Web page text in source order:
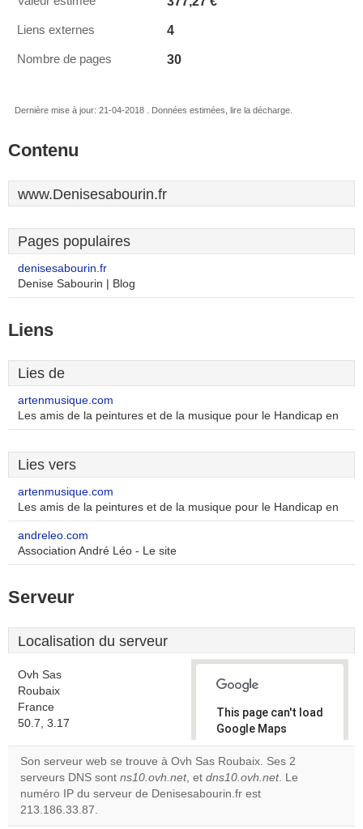
Liens externes 4
Nombre de pages 30
Dernière mise à jour: 21-04-2018 . Données estimées, lire la décharge.
Contenu
www.Denisesabourin.fr
Pages populaires
denisesabourin.fr
Denise Sabourin | Blog
Liens
Lies de
artenmusique.com
Les amis de la peintures et de la musique pour le Handicap en
Lies vers
artenmusique.com
Les amis de la peintures et de la musique pour le Handicap en
andreleo.com
Association André Léo - Le site
Serveur
Localisation du serveur
Ovh Sas
Roubaix
France
50.7, 3.17
This page can't load
Google Maps
correctly.
Do you
own this
Son serveur web se trouve à Ovh Sas Roubaix. Ses 2
serveurs DNS sont ns10.ovh.net, et dns10.ovh.net. Le
numéro IP du serveur de Denisesabourin.fr est
213.186.33.87.